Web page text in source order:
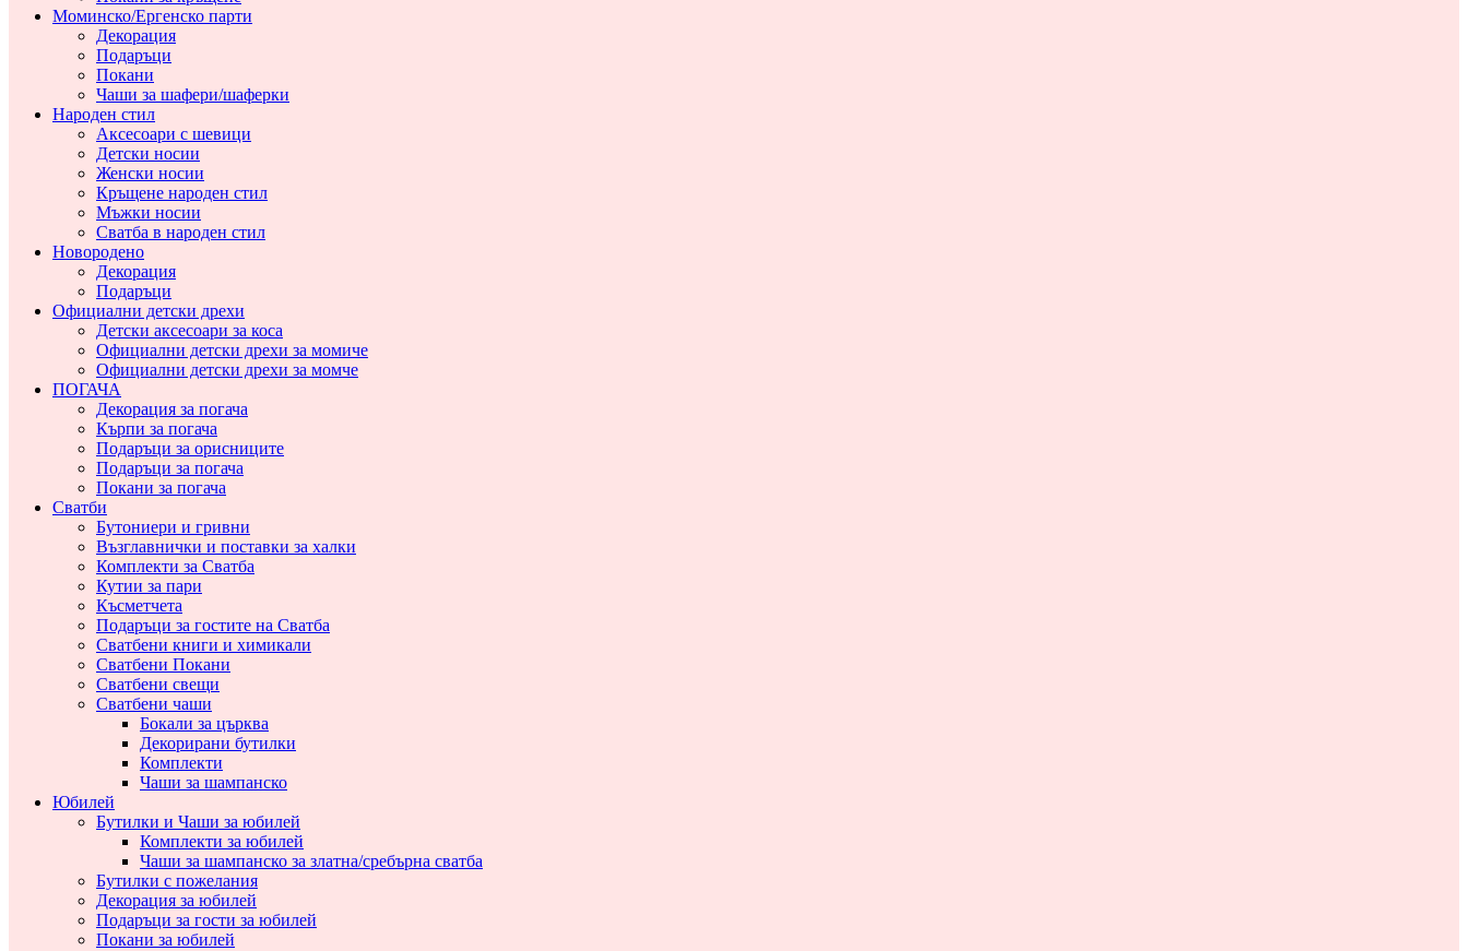
Моминско/Ергенско парти
Декорация
Подаръци
Покани
Чаши за шафери/шаферки
Народен стил
Аксесоари с шевици
Детски носии
Женски носии
Кръщене народен стил
Мъжки носии
Сватба в народен стил
Новородено
Декорация
Подаръци
Официални детски дрехи
Детски аксесоари за коса
Официални детски дрехи за момиче
Официални детски дрехи за момче
ПОГАЧА
Декорация за погача
Кърпи за погача
Подаръци за орисниците
Подаръци за погача
Покани за погача
Сватби
Бутониери и гривни
Възглавнички и поставки за халки
Комплекти за Сватба
Кутии за пари
Късметчета
Подаръци за гостите на Сватба
Сватбени книги и химикали
Сватбени Покани
Сватбени свещи
Сватбени чаши
Бокали за църква
Декорирани бутилки
Комплекти
Чаши за шампанско
Юбилей
Бутилки и Чаши за юбилей
Комплекти за юбилей
Чаши за шампанско за златна/сребърна сватба
Бутилки с пожелания
Декорация за юбилей
Подаръци за гости за юбилей
Покани за юбилей